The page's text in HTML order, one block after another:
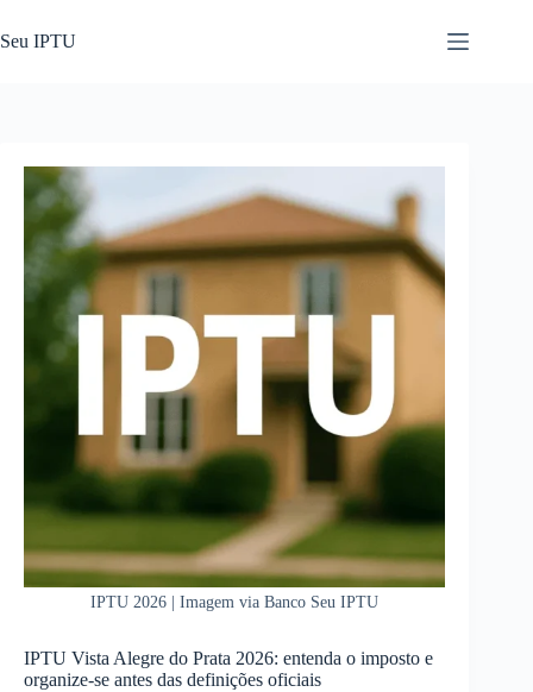
para
o
Seu IPTU
IPTU 2026 | Imagem via Banco Seu IPTU
IPTU Vista Alegre do Prata 2026: entenda o imposto e
organize-se antes das definições oficiais